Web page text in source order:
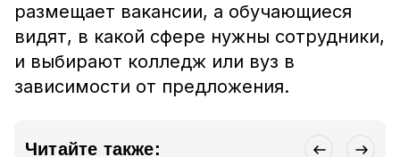
размещает вакансии, а обучающиеся
видят, в какой сфере нужны сотрудники,
и выбирают колледж или вуз в
зависимости от предложения.
Читайте также: